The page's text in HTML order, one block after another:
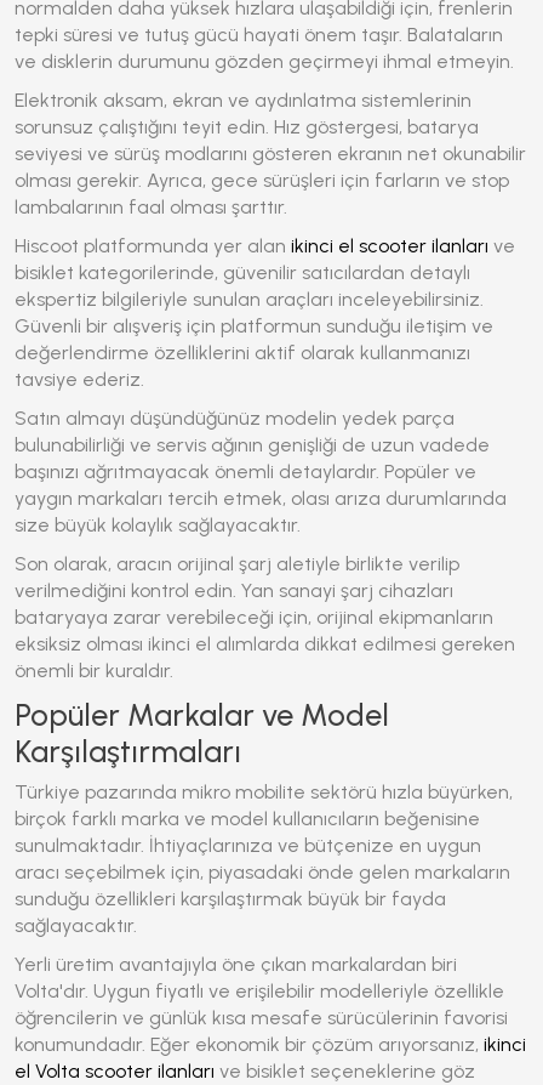
normalden daha yüksek hızlara ulaşabildiği için, frenlerin
tepki süresi ve tutuş gücü hayati önem taşır. Balataların
ve disklerin durumunu gözden geçirmeyi ihmal etmeyin.
Elektronik aksam, ekran ve aydınlatma sistemlerinin
sorunsuz çalıştığını teyit edin. Hız göstergesi, batarya
seviyesi ve sürüş modlarını gösteren ekranın net okunabilir
olması gerekir. Ayrıca, gece sürüşleri için farların ve stop
lambalarının faal olması şarttır.
Hiscoot platformunda yer alan ikinci el scooter ilanları ve
bisiklet kategorilerinde, güvenilir satıcılardan detaylı
ekspertiz bilgileriyle sunulan araçları inceleyebilirsiniz.
Güvenli bir alışveriş için platformun sunduğu iletişim ve
değerlendirme özelliklerini aktif olarak kullanmanızı
tavsiye ederiz.
Satın almayı düşündüğünüz modelin yedek parça
bulunabilirliği ve servis ağının genişliği de uzun vadede
başınızı ağrıtmayacak önemli detaylardır. Popüler ve
yaygın markaları tercih etmek, olası arıza durumlarında
size büyük kolaylık sağlayacaktır.
Son olarak, aracın orijinal şarj aletiyle birlikte verilip
verilmediğini kontrol edin. Yan sanayi şarj cihazları
bataryaya zarar verebileceği için, orijinal ekipmanların
eksiksiz olması ikinci el alımlarda dikkat edilmesi gereken
önemli bir kuraldır.
Popüler Markalar ve Model
Karşılaştırmaları
Türkiye pazarında mikro mobilite sektörü hızla büyürken,
birçok farklı marka ve model kullanıcıların beğenisine
sunulmaktadır. İhtiyaçlarınıza ve bütçenize en uygun
aracı seçebilmek için, piyasadaki önde gelen markaların
sunduğu özellikleri karşılaştırmak büyük bir fayda
sağlayacaktır.
Yerli üretim avantajıyla öne çıkan markalardan biri
Volta'dır. Uygun fiyatlı ve erişilebilir modelleriyle özellikle
öğrencilerin ve günlük kısa mesafe sürücülerinin favorisi
konumundadır. Eğer ekonomik bir çözüm arıyorsanız, ikinci
el Volta scooter ilanları ve bisiklet seçeneklerine göz